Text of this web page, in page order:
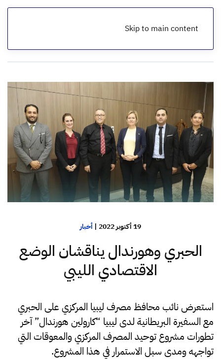
Skip to main content
الرئيسية
19 أكتوبر 2022 | أخبار
الحبري وهورندال يناقشان الوضع
الاقتصادي الليبي
استعرض نائب محافظ مصرف ليبيا المركزي على الحبري
مع السفيرة البريطانية لدى ليبيا “كارولين هورندال” آخر
تطورات مشروع توحيد المصرف المركزي والمعوقات التي
تواجهه ومدى سبل الاستمرار في هذا المشروع.